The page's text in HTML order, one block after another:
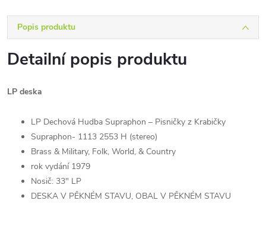
Popis produktu
Detailní popis produktu
LP deska
LP Dechová Hudba Supraphon ‎– Pisničky z Krabičky
Supraphon- 1113 2553 H (stereo)
Brass & Military, Folk, World, & Country
rok vydání 1979
Nosič: 33" LP
DESKA V PĚKNÉM STAVU, OBAL V PĚKNÉM STAVU